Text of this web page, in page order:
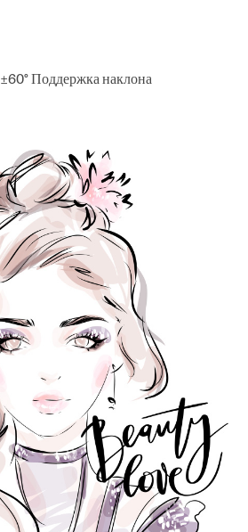
±60° Поддержка наклона